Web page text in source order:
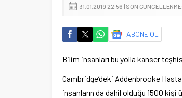
31.01.2019 22:56 | SON
ABONE OL
Bilim insanları bu yolla kanser
Cambridge’deki Addenbrooke
insanların da dahil olduğu 1500 kişi